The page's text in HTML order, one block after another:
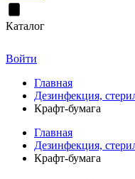
Каталог
Войти
Главная
Дезинфекция,
Крафт-бумага
Главная
Дезинфекция,
Крафт-бумага